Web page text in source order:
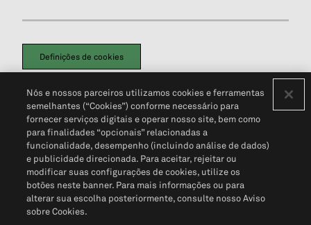
Definições de cookies
Política de PrivacidadePortal de privacidade do cliente (em inglês)
Não Venda Minhas Informações Pessoais© 2026 S&P Global
Nós e nossos parceiros utilizamos cookies e ferramentas
semelhantes (“Cookies”) conforme necessário para
fornecer serviços digitais e operar nosso site, bem como
para finalidades “opcionais” relacionadas a
funcionalidade, desempenho (incluindo análise de dados)
e publicidade direcionada. Para aceitar, rejeitar ou
modificar suas configurações de cookies, utilize os
botões neste banner. Para mais informações ou para
alterar sua escolha posteriormente, consulte nosso Aviso
sobre Cookies.